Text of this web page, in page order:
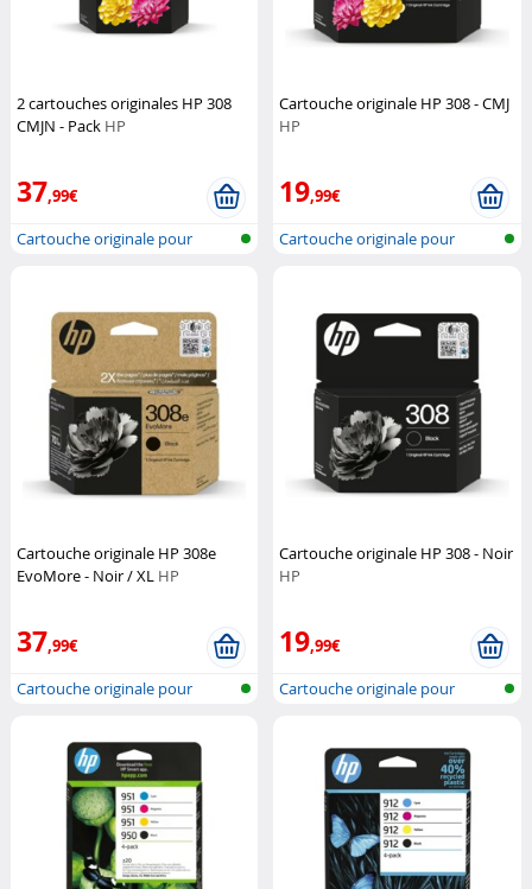
2 cartouches originales HP 308
CMJN - Pack HP
37,99€
Cartouche originale pour
Cartouche originale HP 308 - CMJ
HP
19,99€
Cartouche originale pour
Cartouche originale HP 308e
EvoMore - Noir / XL HP
37,99€
Cartouche originale pour
Cartouche originale HP 308 - Noir
HP
19,99€
Cartouche originale pour